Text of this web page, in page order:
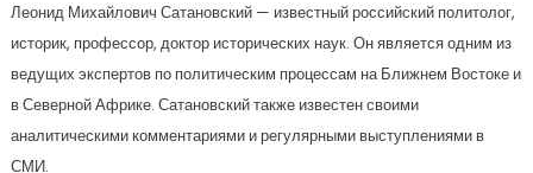
Леонид Михайлович Сатановский — известный российский политолог,
историк, профессор, доктор исторических наук. Он является одним из
ведущих экспертов по политическим процессам на Ближнем Востоке и
в Северной Африке. Сатановский также известен своими
аналитическими комментариями и регулярными выступлениями в
СМИ.